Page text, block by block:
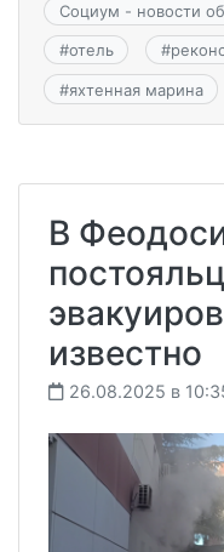
Социум - новости
#отель #
#яхтенная марина
В
известно
26.08.2025 в